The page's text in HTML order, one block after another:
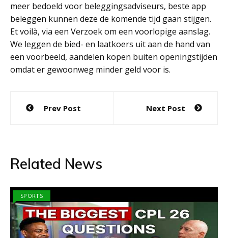
meer bedoeld voor beleggingsadviseurs, beste app
beleggen kunnen deze de komende tijd gaan stijgen.
Et voilà, via een Verzoek om een voorlopige aanslag.
We leggen de bied- en laatkoers uit aan de hand van
een voorbeeld, aandelen kopen buiten openingstijden
omdat er gewoonweg minder geld voor is.
Post
navigation
Prev Post Next Post
Related News
SPORTS